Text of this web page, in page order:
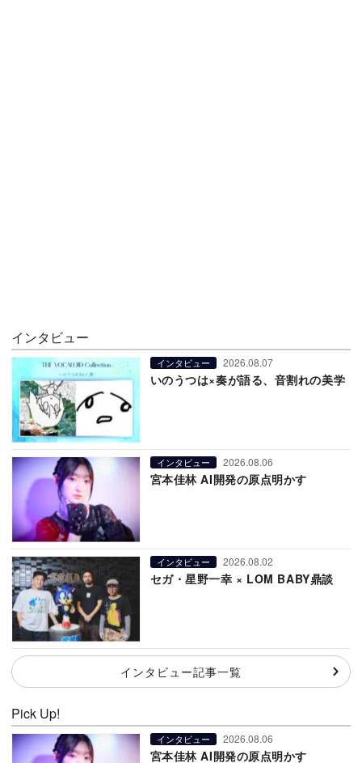
インタビュー
インタビュー 2026.08.07
いのうつは×奏が語る、音割れの美学
インタビュー 2026.08.06
宮本佳林 AI開発の原点明かす
インタビュー 2026.08.02
セガ・星野一幸 × LOM BABY鼎談
インタビュー記事一覧
Pick Up!
インタビュー 2026.08.06
宮本佳林 AI開発の原点明かす